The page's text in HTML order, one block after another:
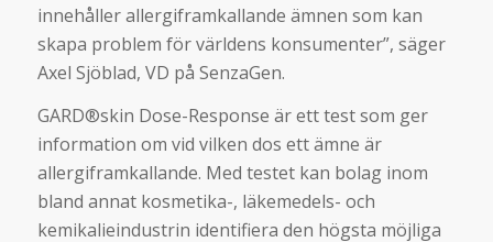
innehåller allergiframkallande ämnen som kan
skapa problem för världens konsumenter”, säger
Axel Sjöblad, VD på SenzaGen.
GARD®skin Dose-Response är ett test som ger
information om vid vilken dos ett ämne är
allergiframkallande. Med testet kan bolag inom
bland annat kosmetika-, läkemedels- och
kemikalieindustrin identifiera den högsta möjliga